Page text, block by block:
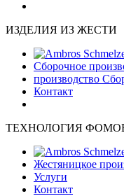
ИЗДЕЛИЯ ИЗ ЖЕСТИ
Сборочное
производство
Контакт
ТЕХНОЛОГИЯ
Жестяницкое
Услуги
Контакт